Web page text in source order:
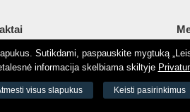
Stepono g. 27C, Vilnius, Lietuva
Sutikdami, paspauskite mygtuką
informacija skelbiama skiltyje
visus slapukus Keisti pasirinkimus